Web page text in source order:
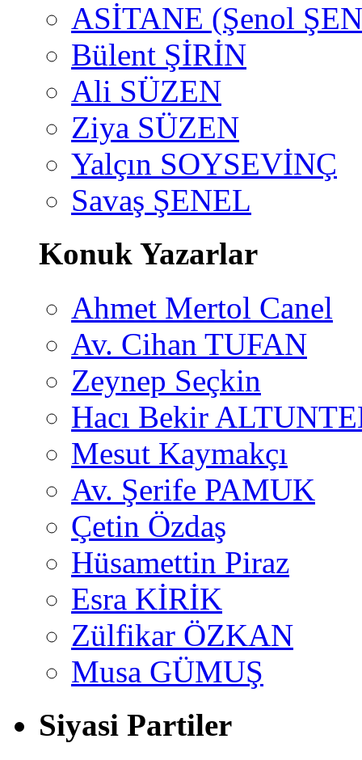
ASİTANE (Şenol
Bülent ŞİRİN
Ali SÜZEN
Ziya SÜZEN
Yalçın SOYSEVİNÇ
Savaş ŞENEL
Konuk Yazarlar
Ahmet Mertol Canel
Av. Cihan TUFAN
Zeynep Seçkin
Hacı Bekir
Mesut Kaymakçı
Av. Şerife PAMUK
Çetin Özdaş
Hüsamettin Piraz
Esra KİRİK
Zülfikar ÖZKAN
Musa GÜMUŞ
Siyasi Partiler